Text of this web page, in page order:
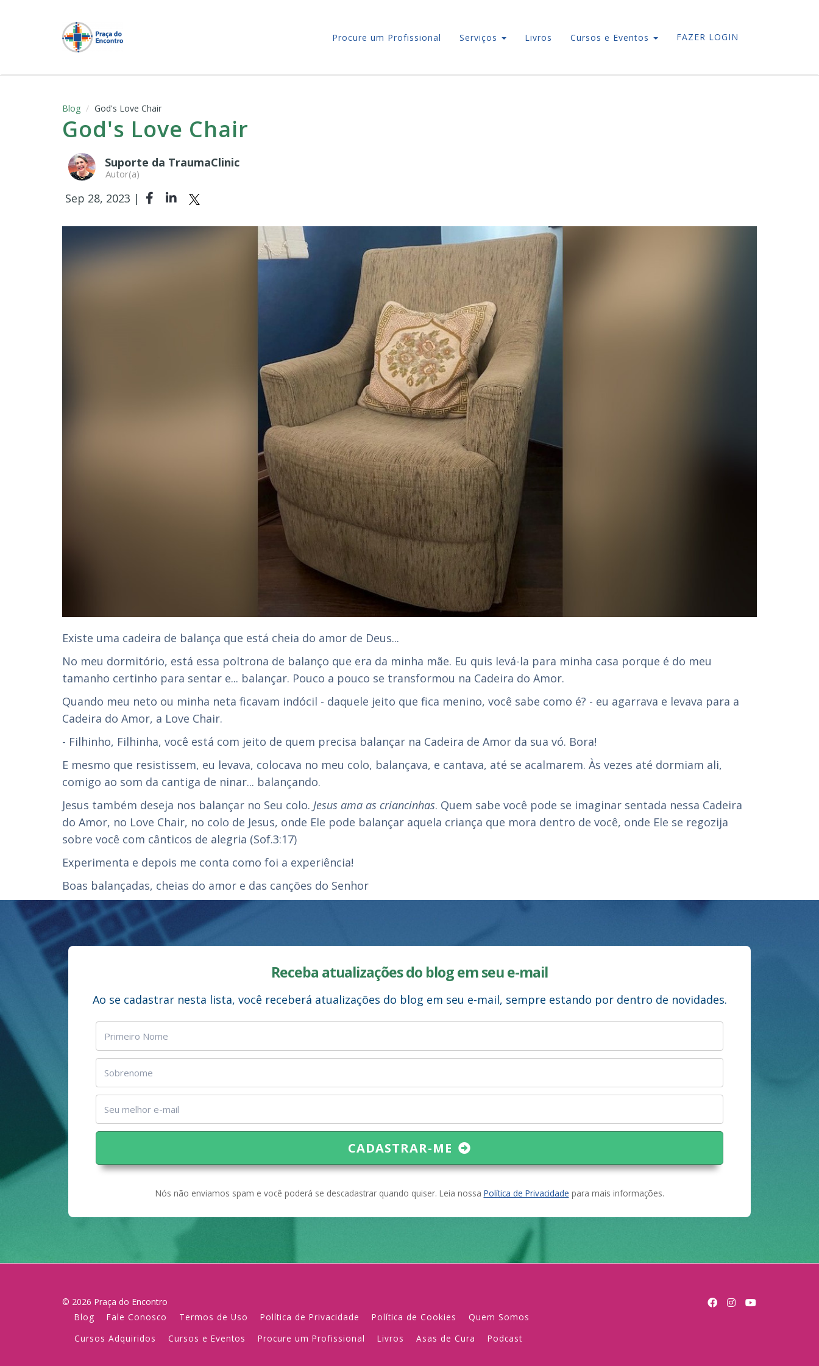
FAZER LOGIN
Procure um Profissional Serviços Livros Cursos e Eventos
Blog God's Love Chair
God's Love Chair
Suporte da TraumaClinic
Autor(a)
Sep 28, 2023 |
Existe uma cadeira de balança que está cheia do amor de Deus...
No meu dormitório, está essa poltrona de balanço que era da minha mãe. Eu quis levá-la para minha casa porque é do meu
tamanho certinho para sentar e... balançar. Pouco a pouco se transformou na Cadeira do Amor.
Quando meu neto ou minha neta ficavam indócil - daquele jeito que fica menino, você sabe como é? - eu agarrava e levava para a
Cadeira do Amor, a Love Chair.
- Filhinho, Filhinha, você está com jeito de quem precisa balançar na Cadeira de Amor da sua vó. Bora!
E mesmo que resistissem, eu levava, colocava no meu colo, balançava, e cantava, até se acalmarem. Às vezes até dormiam ali,
comigo ao som da cantiga de ninar... balançando.
Jesus também deseja nos balançar no Seu colo. Jesus ama as criancinhas. Quem sabe você pode se imaginar sentada nessa Cadeira
do Amor, no Love Chair, no colo de Jesus, onde Ele pode balançar aquela criança que mora dentro de você, onde Ele se regozija
sobre você com cânticos de alegria (Sof.3:17)
Experimenta e depois me conta como foi a experiência!
Boas balançadas, cheias do amor e das canções do Senhor
Receba atualizações do blog em seu e-mail
Ao se cadastrar nesta lista, você receberá atualizações do blog em seu e-mail, sempre estando por dentro de novidades.
CADASTRAR-ME
Nós não enviamos spam e você poderá se descadastrar quando quiser. Leia nossa Política de Privacidade para mais informações.
© 2026 Praça do Encontro
Blog
Fale Conosco Termos de Uso Política de Privacidade Política de Cookies
Quem Somos
Cursos Adquiridos
Cursos e Eventos Procure um Profissional Livros Asas de Cura Podcast